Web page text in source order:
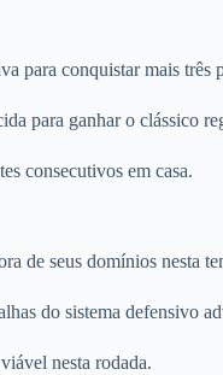
para conquistar mais três
para ganhar o clássico
consecutivos em casa.
de seus domínios nesta
do sistema defensivo
nesta rodada.